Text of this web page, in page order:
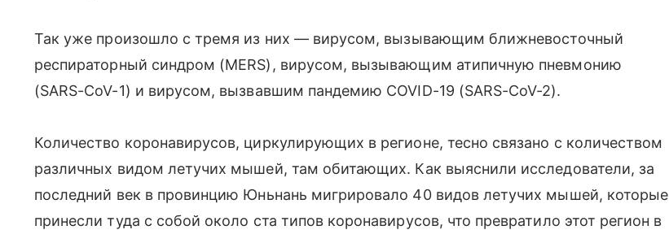
Так уже произошло с тремя из них — вирусом, вызывающим ближневосточный
респираторный синдром (MERS), вирусом, вызывающим атипичную пневмонию
(SARS-CoV-1) и вирусом, вызвавшим пандемию COVID-19 (SARS-CoV-2).
Количество коронавирусов, циркулирующих в регионе, тесно связано с количеством
различных видом летучих мышей, там обитающих. Как выяснили исследователи, за
последний век в провинцию Юньнань мигрировало 40 видов летучих мышей, которые
принесли туда с собой около ста типов коронавирусов, что превратило этот регион в